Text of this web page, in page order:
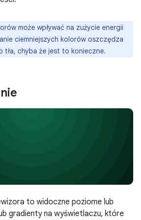
może wpływać na zużycie energii
ciemniejszych kolorów oszczędza
tła, chyba że jest to konieczne.
to widoczne poziome lub
gradienty na wyświetlaczu, które